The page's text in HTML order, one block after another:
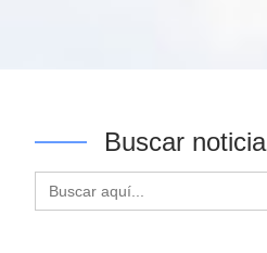
Buscar noticia
Buscar: